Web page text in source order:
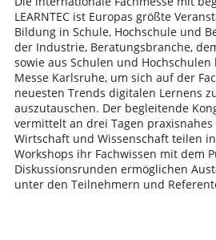
LEARNTEC ist Europas größte
Bildung in Schule, Hochschule und
der Industrie, Beratungsbranche,
sowie aus Schulen und
Messe Karlsruhe, um sich auf der
neuesten Trends digitalen Lernens
auszutauschen. Der begleitende
vermittelt an drei Tagen praxisnahes
Wirtschaft und Wissenschaft teilen
Workshops ihr Fachwissen mit dem
Diskussionsrunden ermöglichen
unter den Teilnehmern und